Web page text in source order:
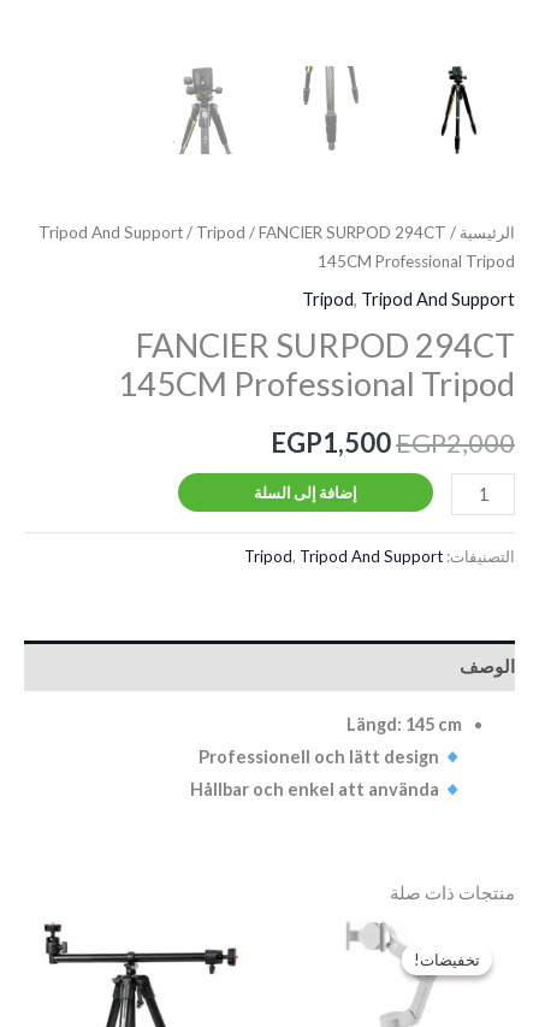
الرئيسية /
Tripod And Support/ Tripod / FANCIER SURPOD 294CT
145CM Professional Tripod
Tripod, Tripod And Support
FANCIER SURPOD 294CT
145CM Professional Tripod
EGP2,000
EGP1,500
إضافة إلى السلة
التصنيفات: Tripod, Tripod And Support
الوصف
Längd: 145 cm
منتجات ذات صلة
تخفيضات!
تخفيضات!
السعر
الأصلي